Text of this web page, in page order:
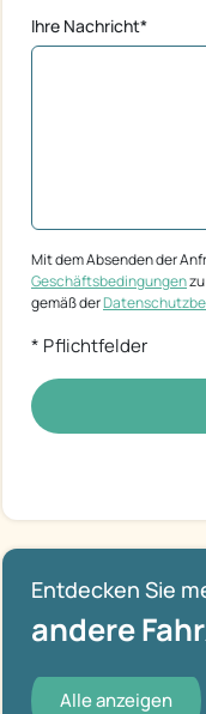
Ihre Nachricht*
Mit dem Absenden der
Geschäftsbedingungen
gemäß der
* Pflichtfelder
Entdecken Sie
andere
Alle anzeigen